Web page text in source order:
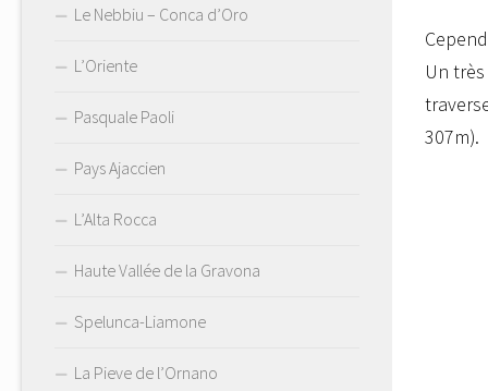
Un
307m).
Le Nebbiu – Conca d’Oro
L’Oriente
Pasquale Paoli
Pays Ajaccien
L’Alta Rocca
Haute Vallée de la Gravona
Spelunca-Liamone
La Pieve de l’Ornano